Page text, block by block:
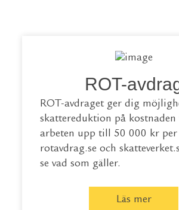
ROT-
ROT-avdraget ger dig
skattereduktion på
arbeten upp till 50 000 kr per
rotavdrag.se och
se vad som gäller.
Läs mer